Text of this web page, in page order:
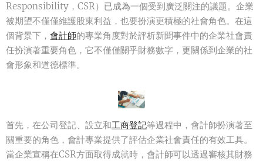
Responsibility，CSR）已成為一個受到廣泛關注的議題。企業
被期望不僅僅維護股東利益，也要扮演更積極的社會角色。在這
個背景下， 會計師的專業角度對於評析新聞事件中的企業社會責
任扮演著重要角色，它不僅僅關乎財務數字，更關係到企業的社
會形象和道德標準。
首先，在公司登記、設立和工商登記等過程中，會計師扮演著至
關重要的角色，會計專業提供了評估企業社會責任的有效工具。
當企業宣稱在CSR方面取得成就時，會計師可以透過審核其財務